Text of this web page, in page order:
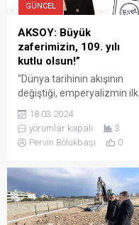
GÜNCEL
AKSOY: Büyük
zaferimizin, 109. yılı
kutlu olsun!”
“Dünya tarihinin akışının
değiştiği, emperyalizmin ilk
emperyalizme “GEÇİLMEZ”
yapan büyük zaferimizin,
109. yılı kutlu olsun!” Bugün
şekilde nefes alıyorsak ve
şanlı bayrağımız
gökyüzünde gururla
dalgalanıyorsa, elbette ki
18.03.2024
yorumlar kapalı
3
Pervin Bölükbaşı
0